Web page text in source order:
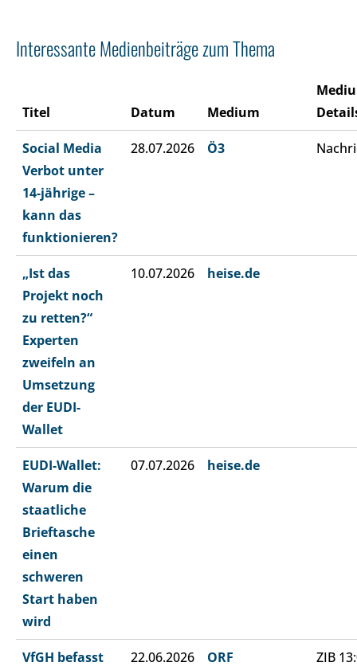
Interessante Medienbeiträge zum Thema
Titel Datum Medium
Social Media
Verbot unter
14-jährige –
kann das
funktionieren?
28.07.2026 Ö3
„Ist das
Projekt noch
zu retten?“
Experten
zweifeln an
Umsetzung
der EUDI-
Wallet
10.07.2026 heise.de
EUDI-Wallet:
Warum die
staatliche
Brieftasche
einen
schweren
Start haben
wird
07.07.2026 heise.de
VfGH befasst
22.06.2026 ORF ZIB